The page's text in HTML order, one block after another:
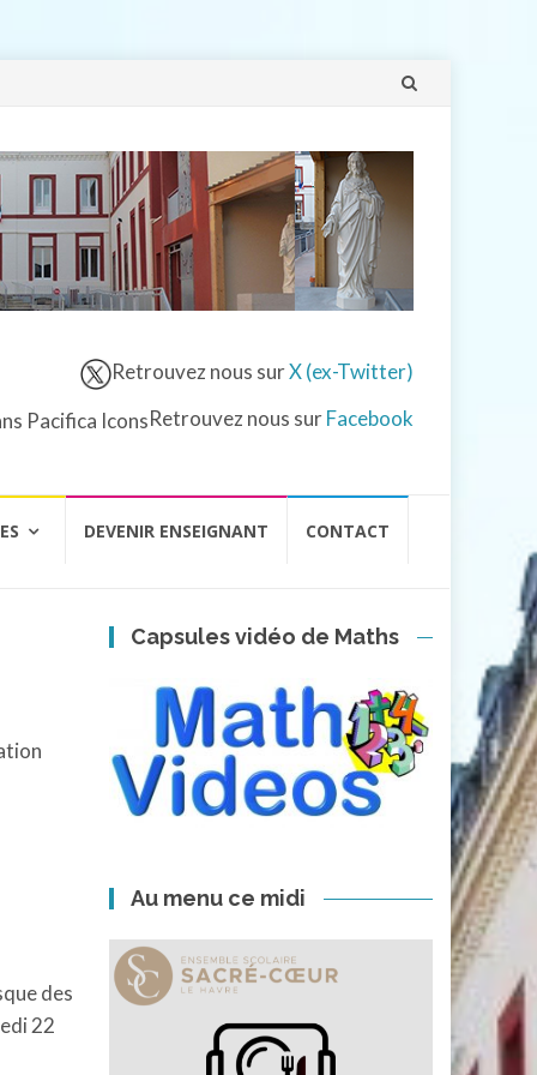
Aller
Retrouvez nous surX (ex-Twitter)
Retrouvez nous surFacebook
DEVENIR ENSEIGNANT CONTACT
des
22
Capsules vidéo de Maths
Au menu ce midi